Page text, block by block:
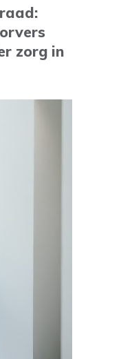
zorg in